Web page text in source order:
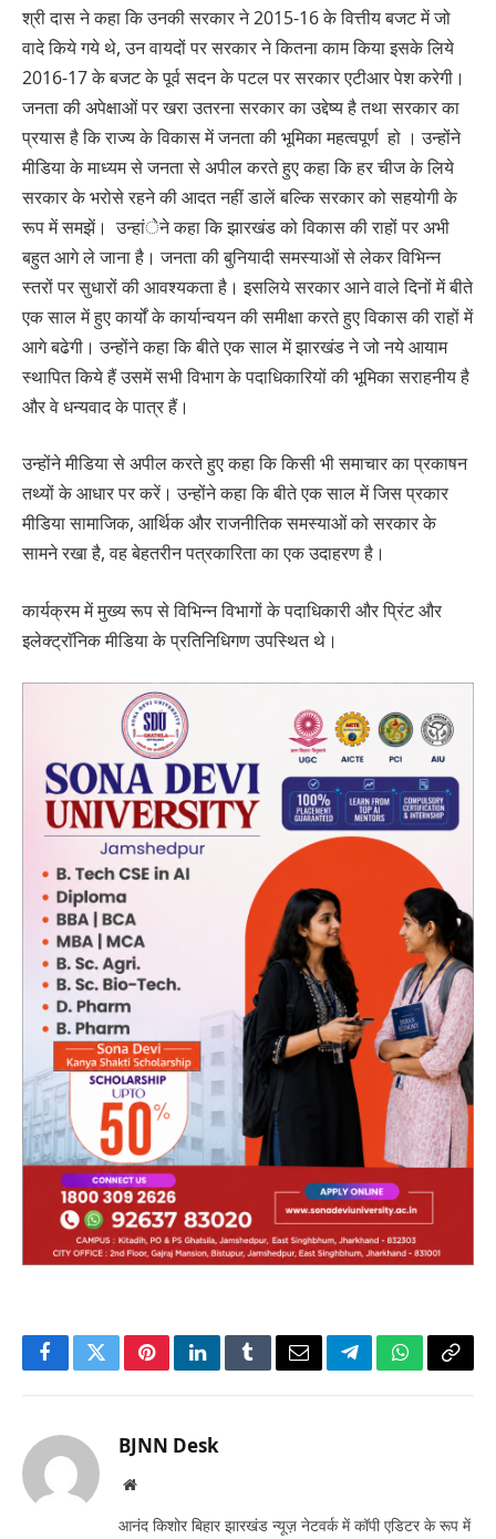
श्री दास ने कहा कि उनकी सरकार ने 2015-16 के वित्तीय बजट में जो
वादे किये गये थे, उन वायदों पर सरकार ने कितना काम किया इसके लिये
2016-17 के बजट के पूर्व सदन के पटल पर सरकार एटीआर पेश करेगी।
जनता की अपेक्षाओं पर खरा उतरना सरकार का उद्देष्य है तथा सरकार का
प्रयास है कि राज्य के विकास में जनता की भूमिका महत्वपूर्ण हो । उन्होंने
मीडिया के माध्यम से जनता से अपील करते हुए कहा कि हर चीज के लिये
सरकार के भरोसे रहने की आदत नहीं डालें बल्कि सरकार को सहयोगी के
रूप में समझें। उन्हांेने कहा कि झारखंड को विकास की राहों पर अभी
बहुत आगे ले जाना है। जनता की बुनियादी समस्याओं से लेकर विभिन्न
स्तरों पर सुधारों की आवश्यकता है। इसलिये सरकार आने वाले दिनों में बीते
एक साल में हुए कार्यों के कार्यान्वयन की समीक्षा करते हुए विकास की राहों में
आगे बढेगी। उन्होंने कहा कि बीते एक साल में झारखंड ने जो नये आयाम
स्थापित किये हैं उसमें सभी विभाग के पदाधिकारियों की भूमिका सराहनीय है
और वे धन्यवाद के पात्र हैं।
उन्होंने मीडिया से अपील करते हुए कहा कि किसी भी समाचार का प्रकाषन
तथ्यों के आधार पर करें। उन्होंने कहा कि बीते एक साल में जिस प्रकार
मीडिया सामाजिक, आर्थिक और राजनीतिक समस्याओं को सरकार के
सामने रखा है, वह बेहतरीन पत्रकारिता का एक उदाहरण है।
कार्यक्रम में मुख्य रूप से विभिन्न विभागों के पदाधिकारी और प्रिंट और
इलेक्ट्राॅनिक मीडिया के प्रतिनिधिगण उपस्थित थे।
FacebookTwitterPinterestLinkedInTumblrEmailTelegramWhatsApp
Copy
BJNN Desk
Website
आनंद किशोर बिहार झारखंड न्यूज़ नेटवर्क में कॉपी एडिटर के रूप में